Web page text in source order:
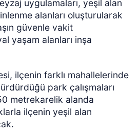
uygulamaları, yeşil alan
alanları oluşturularak
güvenle vakit
yaşam alanları inşa
ilçenin farklı mahallelerinde
park çalışmaları
metrekarelik alanda
ilçenin yeşil alan